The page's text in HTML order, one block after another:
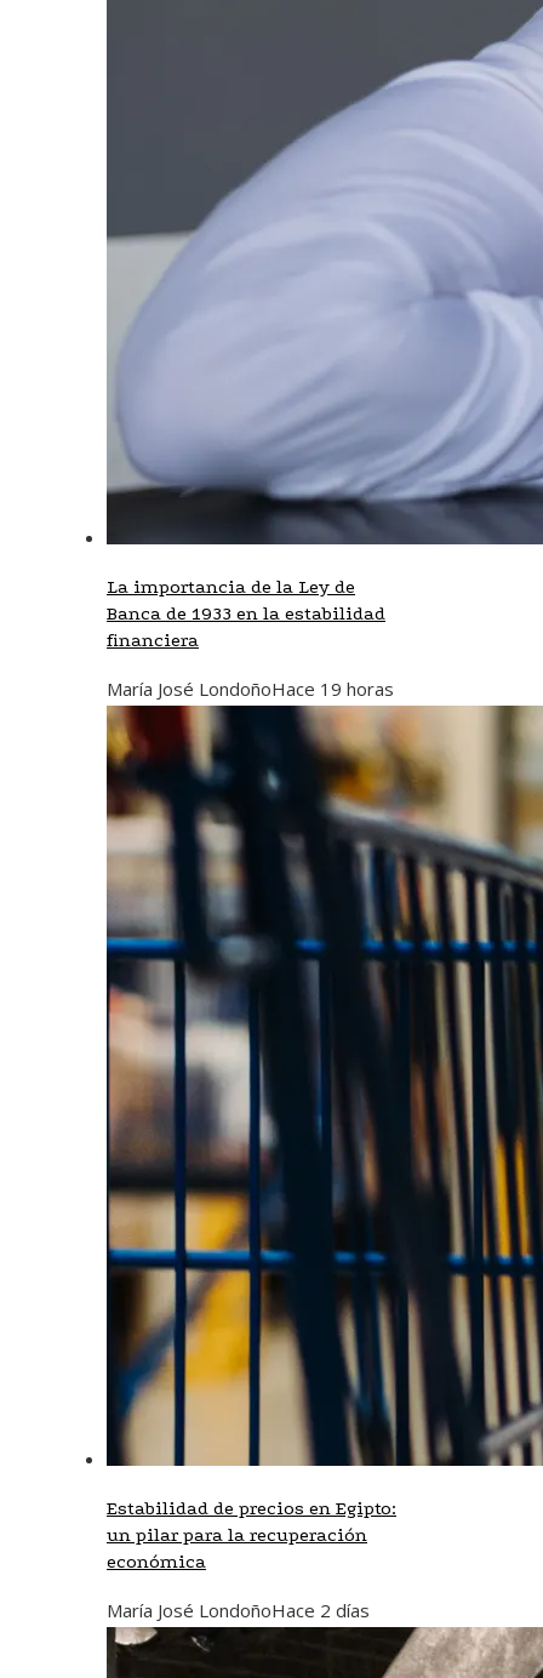
La importancia de la Ley de
Banca de 1933 en la estabilidad
financiera
María José LondoñoHace 19 horas
Estabilidad de precios en Egipto:
un pilar para la recuperación
económica
María José LondoñoHace 2 días